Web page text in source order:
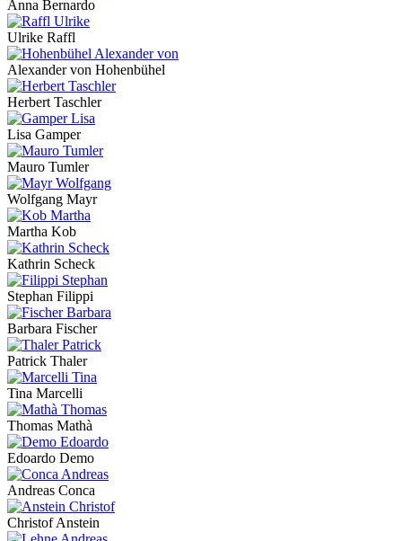
Anna Bernardo
Ulrike Raffl
Alexander von Hohenbühel
Herbert Taschler
Lisa Gamper
Mauro Tumler
Wolfgang Mayr
Martha Kob
Kathrin Scheck
Stephan Filippi
Barbara Fischer
Patrick Thaler
Tina Marcelli
Thomas Mathà
Edoardo Demo
Andreas Conca
Christof Anstein